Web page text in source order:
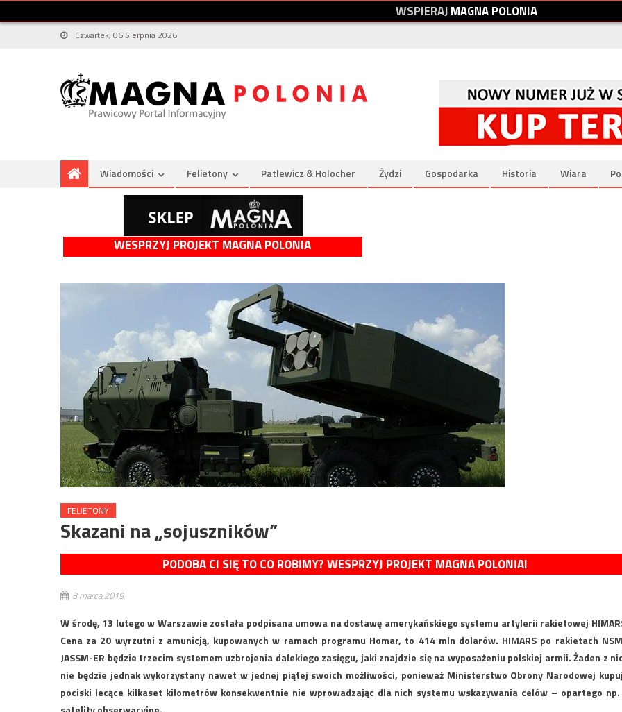
WSPIERAJMAGNAPOLONIA
Czwartek, 06 Sierpnia 2026
Wiadomości Felietony Patlewicz & Holocher Żydzi Gospodarka Historia Wiara
WESPRZYJ PROJEKT MAGNA POLONIA
FELIETONY
Skazani na „sojuszników”
PODOBA CI SIĘ TO CO ROBIMY? WESPRZYJ PROJEKT MAGNA POLONIA!
3 marca 2019
W środę, 13 lutego w Warszawie została podpisana umowa na dostawę amerykańskiego systemu artylerii rakietowej
Cena za 20 wyrzutni z amunicją, kupowanych w ramach programu Homar, to 414 mln dolarów. HIMARS po rakietach
JASSM-ER będzie trzecim systemem uzbrojenia dalekiego zasięgu, jaki znajdzie się na wyposażeniu polskiej armii. Żaden z
nie będzie jednak wykorzystany nawet w jednej piątej swoich możliwości, ponieważ Ministerstwo Obrony Narodowej
pociski lecące kilkaset kilometrów konsekwentnie nie wprowadzając dla nich systemu wskazywania celów – opartego np.